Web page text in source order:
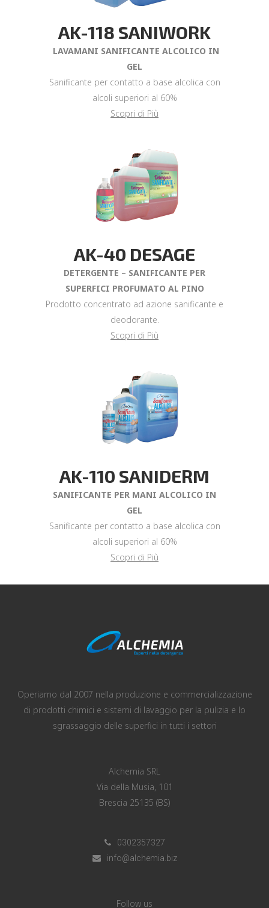
AK-118 SANIWORK
LAVAMANI SANIFICANTE ALCOLICO IN
GEL
Sanificante per contatto a base alcolica con
alcoli superiori al 60%
Scopri di Più
AK-40 DESAGE
DETERGENTE – SANIFICANTE PER
SUPERFICI PROFUMATO AL PINO
Prodotto concentrato ad azione sanificante e
deodorante.
Scopri di Più
AK-110 SANIDERM
SANIFICANTE PER MANI ALCOLICO IN
GEL
Sanificante per contatto a base alcolica con
alcoli superiori al 60%
Scopri di Più
Operiamo dal 2007 nella produzione e commercializzazione
di prodotti chimici e sistemi di lavaggio per la pulizia e lo
sgrassaggio delle superfici in tutti i settori
Alchemia SRL
Via della Musia, 101
Brescia 25135 (BS)
0302357327
info@alchemia.biz
Follow us